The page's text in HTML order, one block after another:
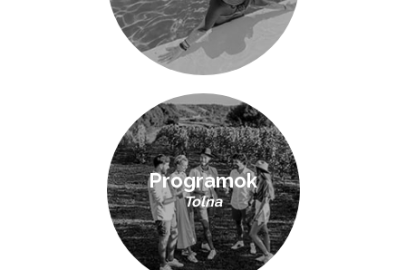
Programok
Tolna